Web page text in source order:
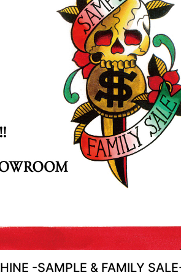
-SAMPLE & FAMILY